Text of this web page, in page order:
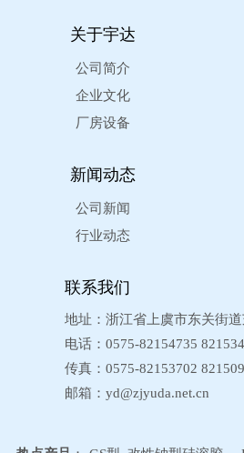
关于宇达
公司简介
企业文化
厂房设备
新闻动态
公司新闻
行业动态
联系我们
地址：浙江省上虞市东关街
电话：0575-82154735
传真：0575-82153702
邮箱： yd@zjyuda.net.cn